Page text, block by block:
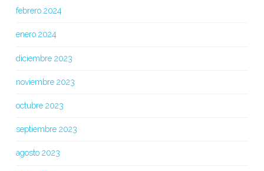
febrero 2024
enero 2024
diciembre 2023
noviembre 2023
octubre 2023
septiembre 2023
agosto 2023